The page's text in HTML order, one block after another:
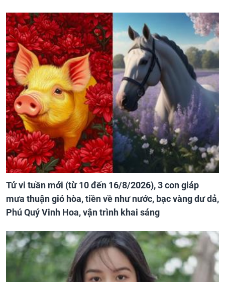
Tử vi tuần mới (từ 10 đến 16/8/2026), 3 con giáp
mưa thuận gió hòa, tiền về như nước, bạc vàng dư dả,
Phú Quý Vinh Hoa, vận trình khai sáng